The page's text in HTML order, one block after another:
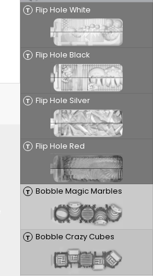
T Flip Hole White
T Flip Hole Black
T Flip Hole Silver
T Flip Hole Red
T Bobble Magic Marbles
T Bobble Crazy Cubes